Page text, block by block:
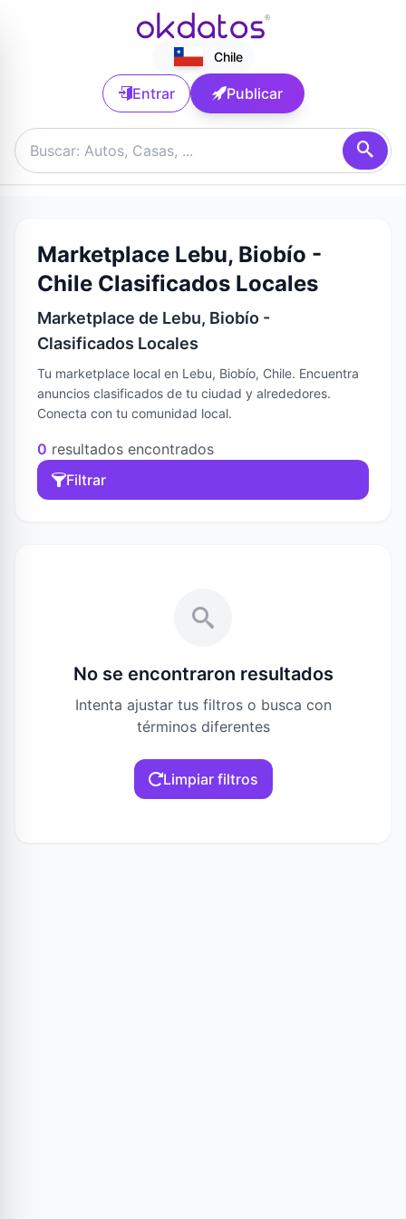
Chile
Entrar Publicar
Marketplace Lebu, Biobío -
Chile Clasificados Locales
Marketplace de Lebu, Biobío -
Clasificados Locales
Tu marketplace local en Lebu, Biobío, Chile. Encuentra
anuncios clasificados de tu ciudad y alrededores.
Conecta con tu comunidad local.
0 resultados encontrados
Filtrar
No se encontraron resultados
Intenta ajustar tus filtros o busca con
términos diferentes
Limpiar filtros